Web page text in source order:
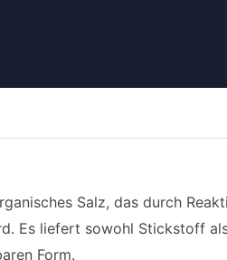
Salz, das durch
Es liefert sowohl Stickstoff
Form.